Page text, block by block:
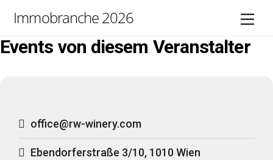
content
Immobranche 2026
Events von diesem Veranstalter
office@rw-winery.com
Ebendorferstraße 3/10, 1010 Wien